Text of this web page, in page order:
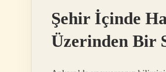
Şehir İçinde
Üzerinden Bir